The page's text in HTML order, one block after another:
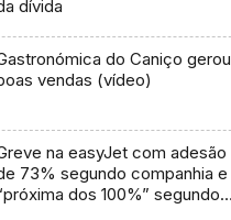
dívida
do Caniço gerou
vendas (vídeo)
na easyJet com adesão
73% segundo companhia e
dos 100%” segundo